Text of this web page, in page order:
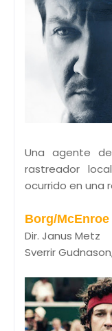
Una agente
rastreador
ocurrido en una
Borg/McEnroe
Dir. Janus Metz
Sverrir